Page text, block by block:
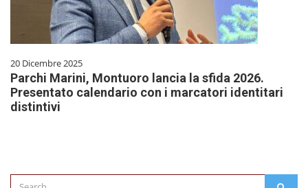
20 Dicembre 2025
Parchi Marini, Montuoro lancia la sfida 2026.
Presentato calendario con i marcatori identitari
distintivi
Search